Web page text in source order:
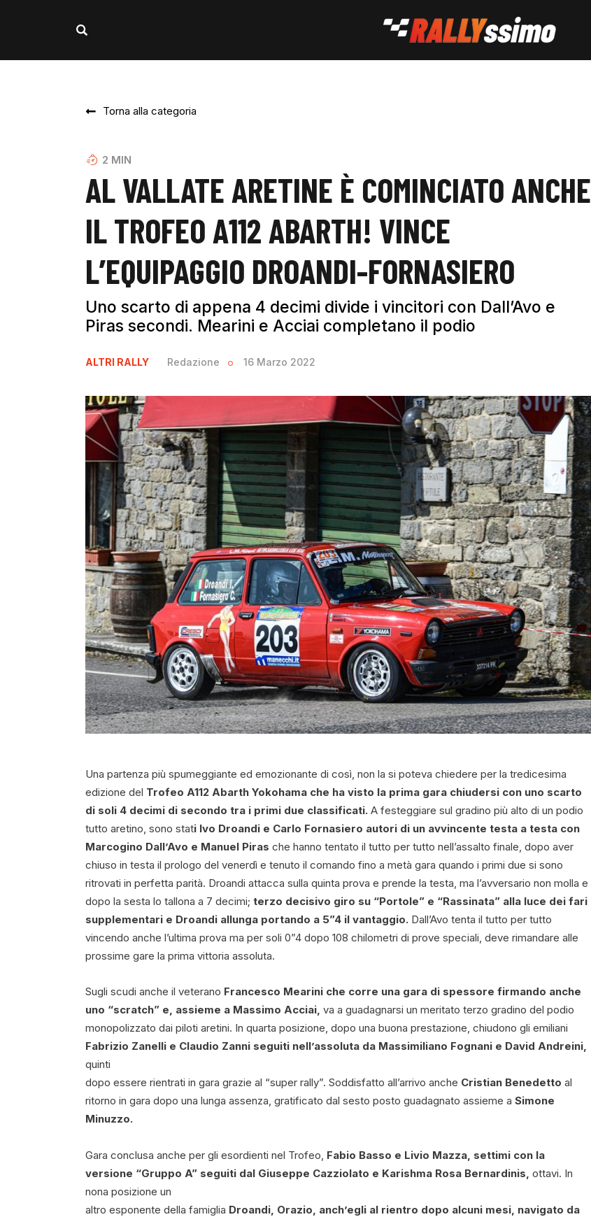
Torna alla categoria
2 MIN
AL VALLATE ARETINE È COMINCIATO ANCHE
IL TROFEO A112 ABARTH! VINCE
L’EQUIPAGGIO DROANDI-FORNASIERO
Uno scarto di appena 4 decimi divide i vincitori con Dall’Avo e
Piras secondi. Mearini e Acciai completano il podio
ALTRI RALLY Redazione 16 Marzo 2022
Una partenza più spumeggiante ed emozionante di così, non la si poteva chiedere per la tredicesima
edizione del Trofeo A112 Abarth Yokohama che ha visto la prima gara chiudersi con uno scarto
di soli 4 decimi di secondo tra i primi due classificati. A festeggiare sul gradino più alto di un podio
tutto aretino, sono stati Ivo Droandi e Carlo Fornasiero autori di un avvincente testa a testa con
Marcogino Dall’Avo e Manuel Piras che hanno tentato il tutto per tutto nell’assalto finale, dopo aver
chiuso in testa il prologo del venerdì e tenuto il comando fino a metà gara quando i primi due si sono
ritrovati in perfetta parità. Droandi attacca sulla quinta prova e prende la testa, ma l’avversario non molla e
dopo la sesta lo tallona a 7 decimi; terzo decisivo giro su “Portole” e “Rassinata” alla luce dei fari
supplementari e Droandi allunga portando a 5”4 il vantaggio. Dall’Avo tenta il tutto per tutto
vincendo anche l’ultima prova ma per soli 0”4 dopo 108 chilometri di prove speciali, deve rimandare alle
prossime gare la prima vittoria assoluta.
Sugli scudi anche il veterano Francesco Mearini che corre una gara di spessore firmando anche
uno “scratch” e, assieme a Massimo Acciai, va a guadagnarsi un meritato terzo gradino del podio
monopolizzato dai piloti aretini. In quarta posizione, dopo una buona prestazione, chiudono gli emiliani
Fabrizio Zanelli e Claudio Zanni seguiti nell’assoluta da Massimiliano Fognani e David Andreini,
quinti
dopo essere rientrati in gara grazie al “super rally”. Soddisfatto all’arrivo anche Cristian Benedetto al
ritorno in gara dopo una lunga assenza, gratificato dal sesto posto guadagnato assieme a Simone
Minuzzo.
Gara conclusa anche per gli esordienti nel Trofeo, Fabio Basso e Livio Mazza, settimi con la
versione “Gruppo A” seguiti dal Giuseppe Cazziolato e Karishma Rosa Bernardinis, ottavi. In
nona posizione un
altro esponente della famiglia Droandi, Orazio, anch’egli al rientro dopo alcuni mesi, navigato da